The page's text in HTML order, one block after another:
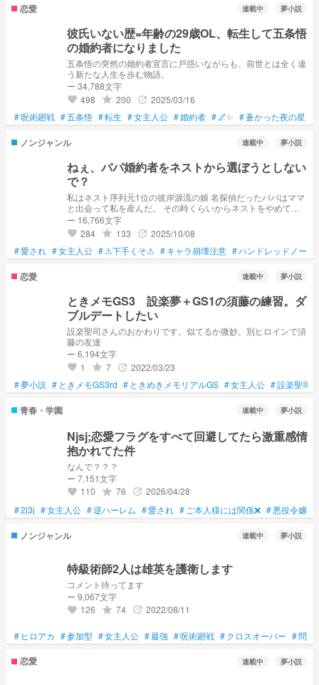
恋愛 連載中 夢小説
彼氏いない歴=年齢の29歳OL、転生して五条悟
の婚約者になりました
五条悟の突然の婚約者宣言に戸惑いながらも、前世とは全く違
う新たな人生を歩む物語。
ー 34,788文字
favorite 498 grade 200 update 2025/03/16
#呪術廻戦 #五条悟 #転生 #女主人公 #婚約者 #🌌✨ #蒼かった夜の星
ノンジャンル 連載中 夢小説
ねぇ、パパ婚約者をネストから選ぼうとしない
で？
私はネスト序列元1位の彼岸源流の娘 名探偵だったパパはママ
と出会って私を産んだ。 その時くらいからネストをやめて私
とママと楽しく過ごしてた 楽しく刺激を受ける毎日を続けて
20年 一人暮らしをしている私の元にパパから電話がかかって
きた 「次の土曜日お前の婚約者候補が家に来るから一時的で
いいから帰ってきなさい」 お見合いは良いの....いいのよ.... で
もね。パパ.... 私の婚約者をネストから選ぼうとするのはやめ
ー 16,766文字
favorite 284 grade 133 update 2025/10/08
#愛され #女主人公 #⚠下手くそ⚠ #キャラ崩壊注意 #ハンドレッドノート
恋愛 連載中 夢小説
ときメモGS3 設楽夢＋GS1の須藤の練習。ダ
ブルデートしたい
設楽聖司さんのおかわりです。似てるか微妙。別ヒロインで須
藤の友達
ー 6,194文字
favorite 1 grade 7 update 2022/03/23
#夢小説 # ときメモGS3rd # ときめきメモリアルGS #女主人公 #設楽聖司
青春・学園 連載中 夢小説
Njsj;恋愛フラグをすべて回避してたら激重感情
抱かれてた件
なんで？？？
ー 7,151文字
favorite 110 grade 76 update 2026/04/28
#2j3j #女主人公 #逆ハーレム #愛され #ご本人様には関係❌ #悪役令嬢
ノンジャンル 連載中 夢小説
特級術師2人は雄英を護衛します
コメント待ってます
ー 9,067文字
favorite 126 grade 74 update 2022/08/11
# ヒロアカ #参加型 #女主人公 #最強 #呪術廻戦 #クロスオーバー #問題
恋愛 連載中 夢小説